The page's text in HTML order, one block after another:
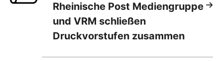
Rheinische Post Mediengruppe
und VRM schließen
Druckvorstufen zusammen